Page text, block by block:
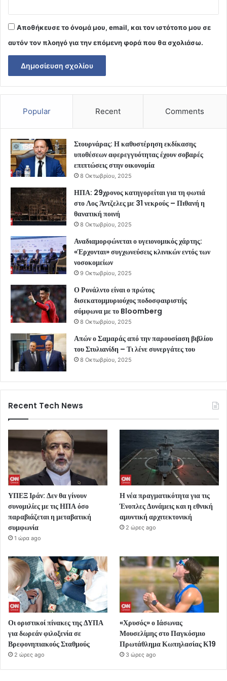
Αποθήκευσε το όνομά μου, email, και τον ιστότοπο μου σε
αυτόν τον πλοηγό για την επόμενη φορά που θα σχολιάσω.
Popular Recent Comments
Στουρνάρας: Η καθυστέρηση εκδίκασης
υποθέσεων αφερεγγυότητας έχουν σοβαρές
επιπτώσεις στην οικονομία
8 Οκτωβρίου, 2025
ΗΠΑ: 29χρονος κατηγορείται για τη φωτιά
στο Λος Άντζελες με 31 νεκρούς – Πιθανή η
θανατική ποινή
8 Οκτωβρίου, 2025
Αναδιαμορφώνεται ο υγειονομικός χάρτης:
«Έρχονται» συγχωνεύσεις κλινικών εντός των
νοσοκομείων
9 Οκτωβρίου, 2025
Ο Ρονάλντο είναι ο πρώτος
δισεκατομμυριούχος ποδοσφαιριστής
σύμφωνα με το Bloomberg
8 Οκτωβρίου, 2025
Απών ο Σαμαράς από την παρουσίαση βιβλίου
του Στυλιανίδη – Τι λένε συνεργάτες του
8 Οκτωβρίου, 2025
Recent Tech News
ΥΠΕΞ Ιράν: Δεν θα γίνουν
συνομιλίες με τις ΗΠΑ όσο
παραβιάζεται η μεταβατική
συμφωνία
1 ώρα ago
Η νέα πραγματικότητα για τις
Ένοπλες Δυνάμεις και η εθνική
αμυντική αρχιτεκτονική
2 ώρες ago
Οι οριστικοί πίνακες της ΔΥΠΑ
για δωρεάν φιλοξενία σε
Βρεφονηπιακούς Σταθμούς
2 ώρες ago
«Χρυσός» ο Ιάσωνας
Μουσελίμης στο Παγκόσμιο
Πρωτάθλημα Κωπηλασίας Κ19
3 ώρες ago